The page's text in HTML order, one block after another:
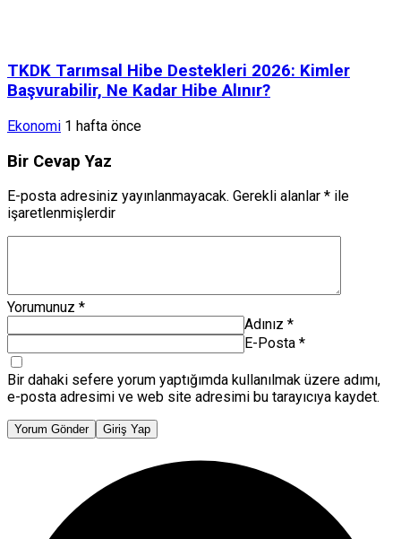
TKDK Tarımsal Hibe Destekleri 2026: Kimler
Başvurabilir, Ne Kadar Hibe Alınır?
Ekonomi 1 hafta önce
Bir Cevap Yaz
E-posta adresiniz yayınlanmayacak. Gerekli alanlar * ile
işaretlenmişlerdir
Yorumunuz *
Adınız *
E-Posta *
Bir dahaki sefere yorum yaptığımda kullanılmak üzere adımı,
e-posta adresimi ve web site adresimi bu tarayıcıya kaydet.
Yorum Gönder Giriş Yap